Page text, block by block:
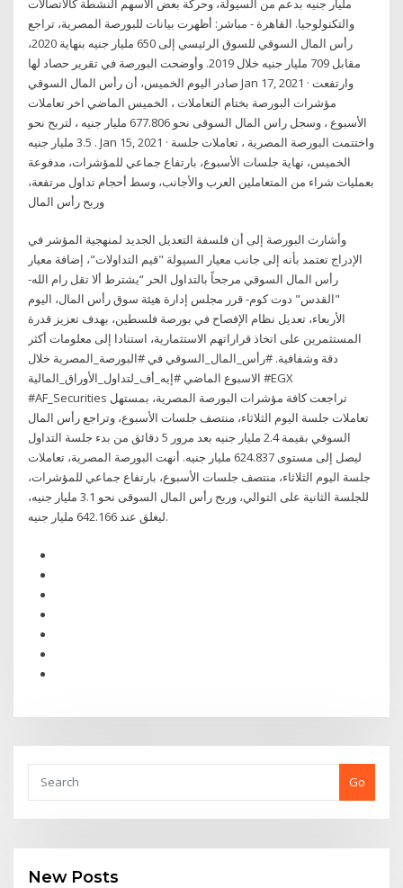
مليار جنيه بدعم من السيولة، وحركة بعض الأسهم النشطة كالاتصالات
والتكنولوجيا. القاهرة - مباشر: أظهرت بيانات للبورصة المصرية، تراجع
رأس المال السوقي للسوق الرئيسي إلى 650 مليار جنيه بنهاية 2020،
مقابل 709 مليار جنيه خلال 2019. وأوضحت البورصة في تقرير حصاد لها
صادر اليوم الخميس، أن رأس المال السوقي Jan 17, 2021 · وارتفعت
مؤشرات البورصة بختام التعاملات ، الخميس الماضي اخر تعاملات
الأسبوع ، وسجل راس المال السوقى نحو 677.806 مليار جنيه ، لتربح نحو
3.5 مليار جنيه . Jan 15, 2021 · واختتمت البورصة المصرية ، تعاملات جلسة
الخميس، نهاية جلسات الأسبوع، بارتفاع جماعي للمؤشرات، مدفوعة
بعمليات شراء من المتعاملين العرب والأجانب، وسط أحجام تداول مرتفعة،
وربح رأس المال
وأشارت البورصة إلى أن فلسفة التعديل الجديد لمنهجية المؤشر في
الإدراج تعتمد بأنه إلى جانب معيار السيولة "قيم التداولات"، إضافة معيار
رأس المال السوقي مرجحاً بالتداول الحر “يشترط ألا تقل رام الله-
"القدس" دوت كوم- قرر مجلس إدارة هيئة سوق رأس المال، اليوم
الأربعاء، تعديل نظام الإفصاح في بورصة فلسطين، بهدف تعزيز قدرة
المستثمرين على اتخاذ قراراتهم الاستثمارية، استنادا إلى معلومات أكثر
دقة وشفافية. #رأس_المال_السوقي في #البورصة_المصرية خلال
الاسبوع الماضي #إيه_أف_لتداول_الأوراق_المالية #EGX
#AF_Securities تراجعت كافة مؤشرات البورصة المصرية، بمستهل
تعاملات جلسة اليوم الثلاثاء، منتصف جلسات الأسبوع، وتراجع رأس المال
السوقي بقيمة 2.4 مليار جنيه بعد مرور 5 دقائق من بدء جلسة التداول
ليصل إلى مستوى 624.837 مليار جنيه. أنهت البورصة المصرية، تعاملات
جلسة اليوم الثلاثاء، منتصف جلسات الأسبوع، بارتفاع جماعي للمؤشرات،
للجلسة الثانية على التوالي، وربح رأس المال السوقى نحو 3.1 مليار جنيه،
ليغلق عند 642.166 مليار جنيه.
Go
New Posts